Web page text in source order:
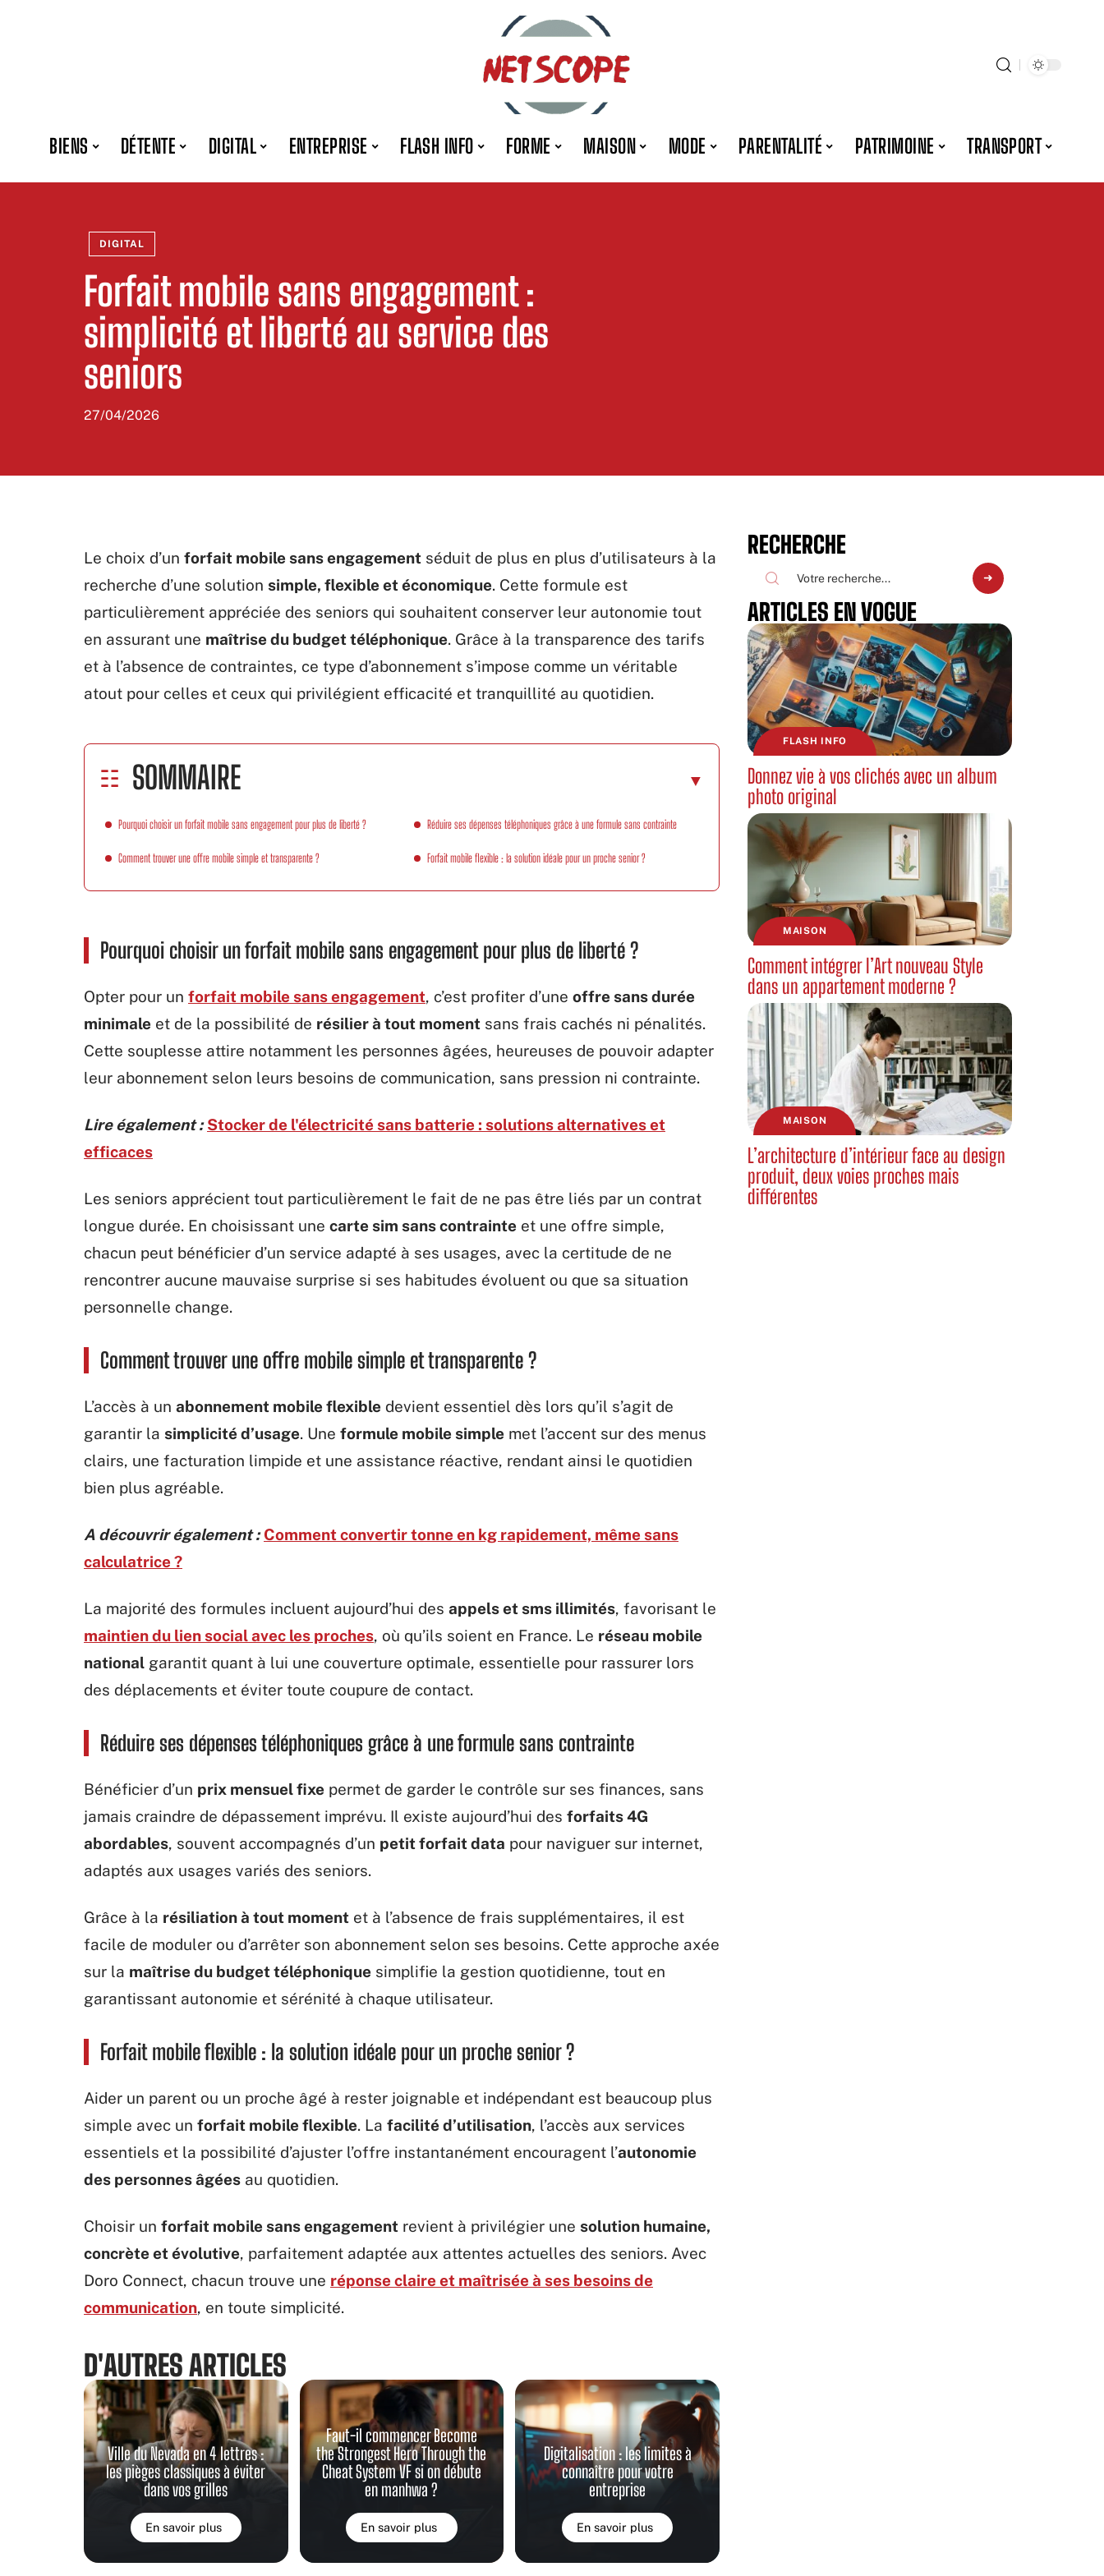
BIENS DÉTENTE DIGITAL ENTREPRISE FLASH INFO FORME MAISON MODE PARENTALITÉ PATRIMOINE TRANSPORT
DIGITAL
Forfait mobile sans engagement :
simplicité et liberté au service des
seniors
27/04/2026
Le choix d’un forfait mobile sans engagement séduit de plus en plus d’utilisateurs à la
recherche d’une solution simple, flexible et économique. Cette formule est
particulièrement appréciée des seniors qui souhaitent conserver leur autonomie tout
en assurant une maîtrise du budget téléphonique. Grâce à la transparence des tarifs
et à l’absence de contraintes, ce type d’abonnement s’impose comme un véritable
atout pour celles et ceux qui privilégient efficacité et tranquillité au quotidien.
SOMMAIRE
Pourquoi choisir un forfait mobile sans engagement pour plus de liberté ?
Comment trouver une offre mobile simple et transparente ?
Réduire ses dépenses téléphoniques grâce à une formule sans contrainte
Forfait mobile flexible : la solution idéale pour un proche senior ?
Pourquoi choisir un forfait mobile sans engagement pour plus de liberté ?
Opter pour un forfait mobile sans engagement, c’est profiter d’une offre sans durée
minimale et de la possibilité de résilier à tout moment sans frais cachés ni pénalités.
Cette souplesse attire notamment les personnes âgées, heureuses de pouvoir adapter
leur abonnement selon leurs besoins de communication, sans pression ni contrainte.
Lire également : Stocker de l'électricité sans batterie : solutions alternatives et
efficaces
Les seniors apprécient tout particulièrement le fait de ne pas être liés par un contrat
longue durée. En choisissant une carte sim sans contrainte et une offre simple,
chacun peut bénéficier d’un service adapté à ses usages, avec la certitude de ne
rencontrer aucune mauvaise surprise si ses habitudes évoluent ou que sa situation
personnelle change.
Comment trouver une offre mobile simple et transparente ?
L’accès à un abonnement mobile flexible devient essentiel dès lors qu’il s’agit de
garantir la simplicité d’usage. Une formule mobile simple met l’accent sur des menus
clairs, une facturation limpide et une assistance réactive, rendant ainsi le quotidien
bien plus agréable.
A découvrir également : Comment convertir tonne en kg rapidement, même sans
calculatrice ?
La majorité des formules incluent aujourd’hui des appels et sms illimités, favorisant le
maintien du lien social avec les proches, où qu’ils soient en France. Le réseau mobile
national garantit quant à lui une couverture optimale, essentielle pour rassurer lors
des déplacements et éviter toute coupure de contact.
Réduire ses dépenses téléphoniques grâce à une formule sans contrainte
Bénéficier d’un prix mensuel fixe permet de garder le contrôle sur ses finances, sans
jamais craindre de dépassement imprévu. Il existe aujourd’hui des forfaits 4G
abordables, souvent accompagnés d’un petit forfait data pour naviguer sur internet,
adaptés aux usages variés des seniors.
Grâce à la résiliation à tout moment et à l’absence de frais supplémentaires, il est
facile de moduler ou d’arrêter son abonnement selon ses besoins. Cette approche axée
sur la maîtrise du budget téléphonique simplifie la gestion quotidienne, tout en
garantissant autonomie et sérénité à chaque utilisateur.
Forfait mobile flexible : la solution idéale pour un proche senior ?
Aider un parent ou un proche âgé à rester joignable et indépendant est beaucoup plus
simple avec un forfait mobile flexible. La facilité d’utilisation, l’accès aux services
essentiels et la possibilité d’ajuster l’offre instantanément encouragent l’autonomie
des personnes âgées au quotidien.
Choisir un forfait mobile sans engagement revient à privilégier une solution humaine,
concrète et évolutive, parfaitement adaptée aux attentes actuelles des seniors. Avec
Doro Connect, chacun trouve une réponse claire et maîtrisée à ses besoins de
communication, en toute simplicité.
D'AUTRES ARTICLES
Ville du Nevada en 4 lettres :
les pièges classiques à éviter
dans vos grilles
En savoir plus
Faut-il commencer Become
the Strongest Hero Through the
Cheat System VF si on débute
en manhwa ?
En savoir plus
Digitalisation : les limites à
connaître pour votre
entreprise
En savoir plus
RECHERCHE
ARTICLES EN VOGUE
FLASH INFO
Donnez vie à vos clichés avec un album
photo original
MAISON
Comment intégrer l’Art nouveau Style
dans un appartement moderne ?
MAISON
L’architecture d’intérieur face au design
produit, deux voies proches mais
différentes